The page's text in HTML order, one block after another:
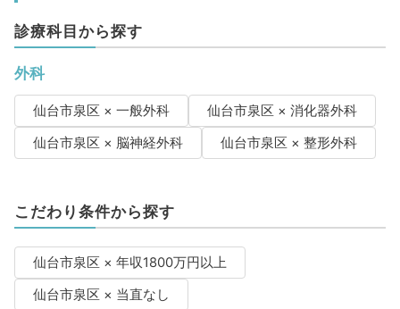
診療科目から探す
外科
仙台市泉区 × 一般外科
仙台市泉区 × 消化器外科
仙台市泉区 × 脳神経外科
仙台市泉区 × 整形外科
こだわり条件から探す
仙台市泉区 × 年収1800万円以上
仙台市泉区 × 当直なし